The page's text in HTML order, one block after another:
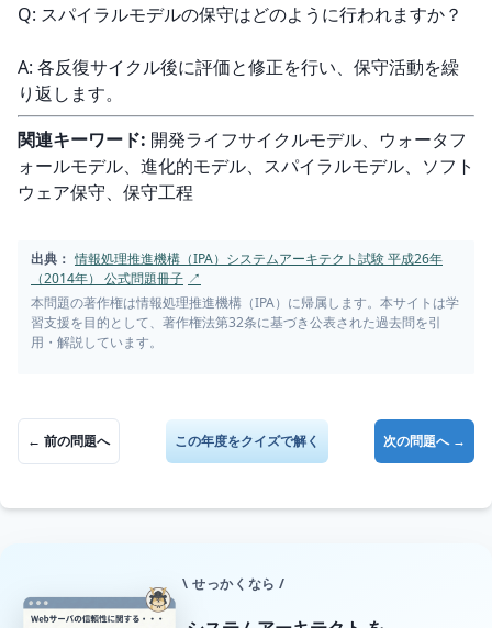
Q: スパイラルモデルの保守はどのように行われますか？
A: 各反復サイクル後に評価と修正を行い、保守活動を繰
り返します。
関連キーワード: 開発ライフサイクルモデル、ウォータフ
ォールモデル、進化的モデル、スパイラルモデル、ソフト
ウェア保守、保守工程
出典： 情報処理推進機構（IPA）システムアーキテクト試験 平成26年
（2014年） 公式問題冊子 ↗
本問題の著作権は情報処理推進機構（IPA）に帰属します。本サイトは学
習支援を目的として、著作権法第32条に基づき公表された過去問を引
用・解説しています。
← 前の問題へ この年度をクイズで解く 次の問題へ →
\ せっかくなら /